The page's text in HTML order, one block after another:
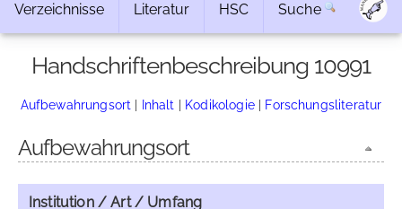
Verzeichnisse Literatur HSC Suche
Handschriftenbeschreibung 10991
Aufbewahrungsort | Inhalt | Kodikologie| Forschungsliteratur
Aufbewahrungsort
Institution / Art / Umfang